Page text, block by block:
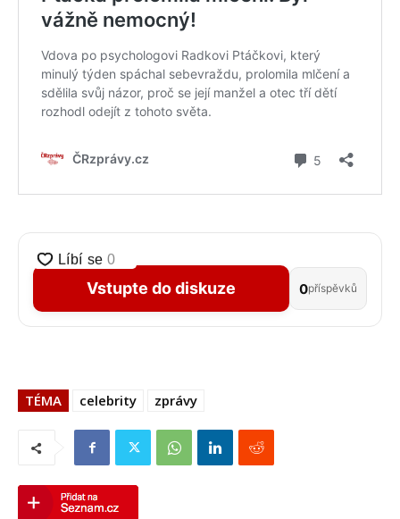
Vstupte do diskuze 0příspěvků
TÉMA celebrity zprávy